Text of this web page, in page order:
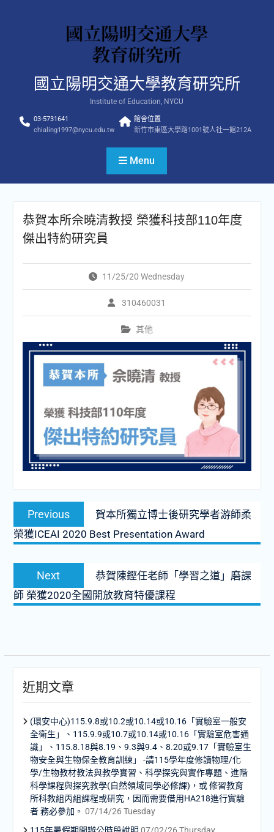
國立陽明交通大學教育研究所
Institute of Education, NYCU
03-5731641
chialing1997@nycu.edu.tw
館舍位置
新竹市東區大學路1001號人社一館212A
Menu
恭賀本所佘曉清教授 榮獲科技部110年度
傑出特約研究員
11/25/20 Wednesday
310460031
其他
文
導
覽
Previous
Previous
post:
賀本所獨立博士後研究學者游師柔
榮獲ICEAI 2020 Best Presentation Award
Next
Next
post:
恭賀陳鏗任老師「學習之道」磨課
師 榮獲2020全國開放教育特優課程
近期文章
(環安中心)115.9.8或10.2或10.14或10.16「實驗室一般安
全衛生」、115.9.9或10.7或10.14或10.16「實驗室危害通
識」、115.8.18與8.19、9.3與9.4、8.20或9.17「實驗室生
物安全與生物保全教育訓練」 -請115學年度修讀物理/化
學/生物教材教法與教學實習、科學探究與實作專題、進階
科學課程與探究教學(自然領域同學必修課)，或 修習教育
所科教組丙組課程或研究，因而需要借用HA218進行實驗
者 務必參加。 07/14/26 Tuesday
115年暑假期間辦公時段說明 07/02/26 Thursday